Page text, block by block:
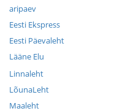
aripaev
Eesti Ekspress
Eesti Päevaleht
Lääne Elu
Linnaleht
LõunaLeht
Maaleht